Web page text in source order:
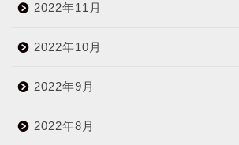
2022年11月
2022年10月
2022年9月
2022年8月